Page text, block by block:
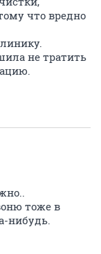
что вредно
не тратить
тоже в
нибудь.